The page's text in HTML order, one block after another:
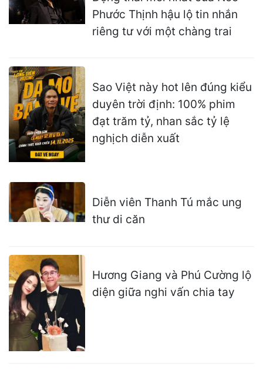
Phước Thịnh hậu lộ tin nhắn
riêng tư với một chàng trai
Sao Việt này hot lên đúng kiểu
duyên trời định: 100% phim
đạt trăm tỷ, nhan sắc tỷ lệ
nghịch diễn xuất
Diễn viên Thanh Tú mắc ung
thư di căn
Hương Giang và Phú Cường lộ
diện giữa nghi vấn chia tay